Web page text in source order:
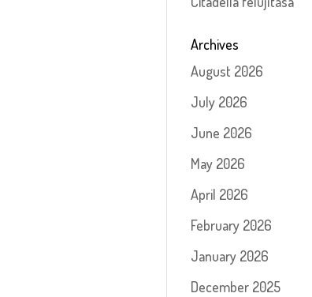
Archives
August 2026
July 2026
June 2026
May 2026
April 2026
February 2026
January 2026
December 2025